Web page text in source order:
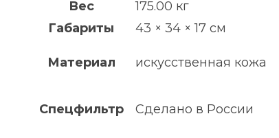
Вес
175.00 кг
Габариты
43 × 34 × 17 см
Материал искусственная кожа
Спецфильтр Сделано в России